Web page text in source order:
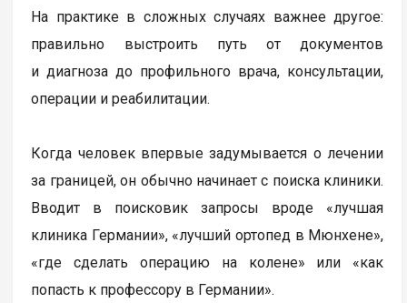
На практике в сложных случаях важнее другое:
правильно выстроить путь от документов
и диагноза до профильного врача, консультации,
операции и реабилитации.
Когда человек впервые задумывается о лечении
за границей, он обычно начинает с поиска клиники.
Вводит в поисковик запросы вроде «лучшая
клиника Германии», «лучший ортопед в Мюнхене»,
«где сделать операцию на колене» или «как
попасть к профессору в Германии».